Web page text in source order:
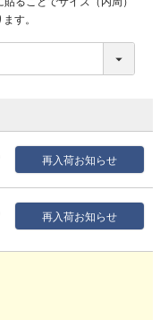
す。
再入荷お知らせ
再入荷お知らせ